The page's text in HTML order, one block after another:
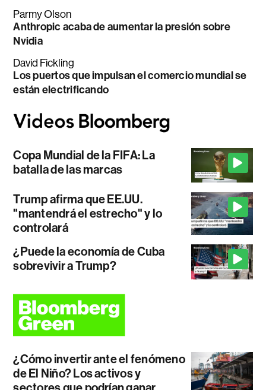
Parmy Olson
Anthropic acaba de aumentar la presión sobre
Nvidia
David Fickling
Los puertos que impulsan el comercio mundial se
están electrificando
Copa Mundial de la FIFA: La
batalla de las marcas
Trump afirma que EE.UU.
"mantendrá el estrecho" y lo
controlará
¿Puede la economía de Cuba
sobrevivir a Trump?
¿Cómo invertir ante el fenómeno
de El Niño? Los activos y